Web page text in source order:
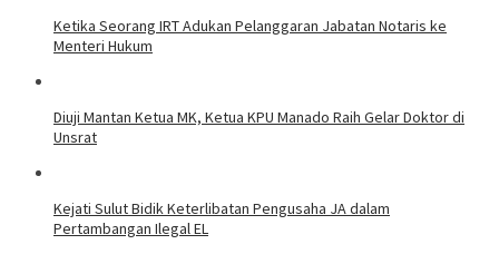
Ketika Seorang IRT Adukan Pelanggaran Jabatan Notaris ke
Menteri Hukum
Diuji Mantan Ketua MK, Ketua KPU Manado Raih Gelar Doktor di
Unsrat
Kejati Sulut Bidik Keterlibatan Pengusaha JA dalam
Pertambangan Ilegal EL